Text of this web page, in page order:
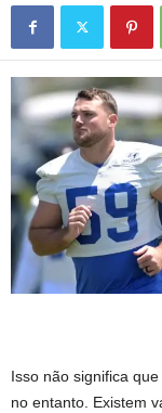
Isso não significa
no entanto. Existem